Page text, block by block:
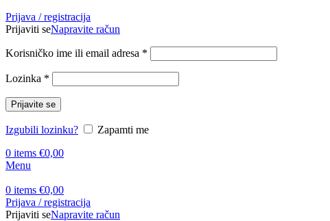
Prijava / registracija
Prijaviti seNapravite račun
Korisničko ime ili email adresa *
Lozinka *
Prijavite se
Izgubili lozinku?
Zapamti me
0 items €0,00
Menu
0 items €0,00
Prijava / registracija
Prijaviti seNapravite račun